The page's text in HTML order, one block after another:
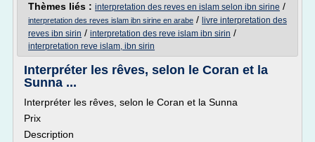
Thèmes liés : interpretation des reves en islam selon ibn sirine /
interpretation des reves islam ibn sirine en arabe / livre interpretation des
reves ibn sirin / interpretation des reve islam ibn sirin /
interpretation reve islam, ibn sirin
Interpréter les rêves, selon le Coran et la
Sunna ...
Interpréter les rêves, selon le Coran et la Sunna
Prix
Description